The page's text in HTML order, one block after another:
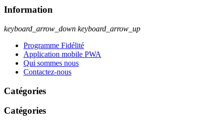
Information
keyboard_arrow_down keyboard_arrow_up
Programme Fidélité
Application mobile PWA
Qui sommes nous
Contactez-nous
Catégories
Catégories